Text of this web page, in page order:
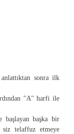
sonra ilk
"A" harfi ile
başlayan başka bir
telaffuz etmeye